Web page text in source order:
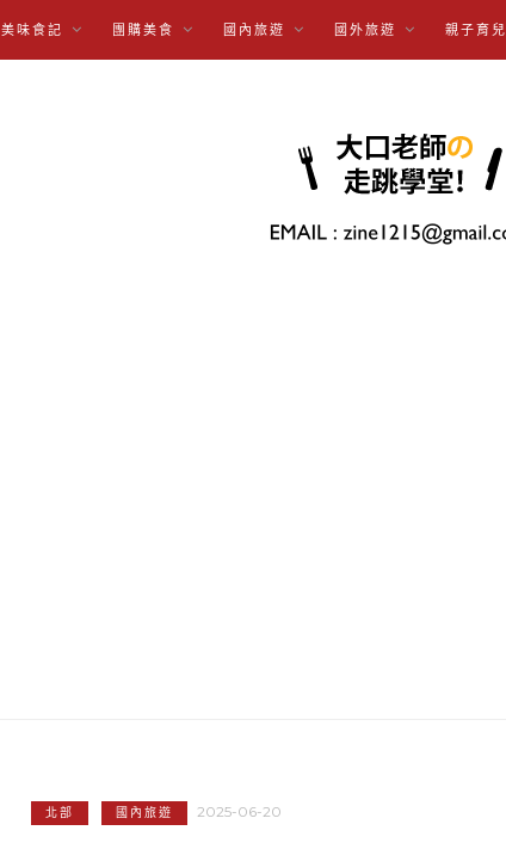
美味食記 團購美食 國內旅遊 國外旅遊 親子育兒
北部 國內旅遊 2025-06-20